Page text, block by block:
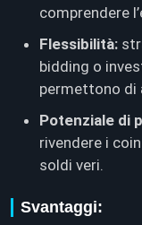
comprendere
Flessibilità:
bidding o
permettono di
Potenziale di
rivendere i
soldi veri.
Svantaggi: